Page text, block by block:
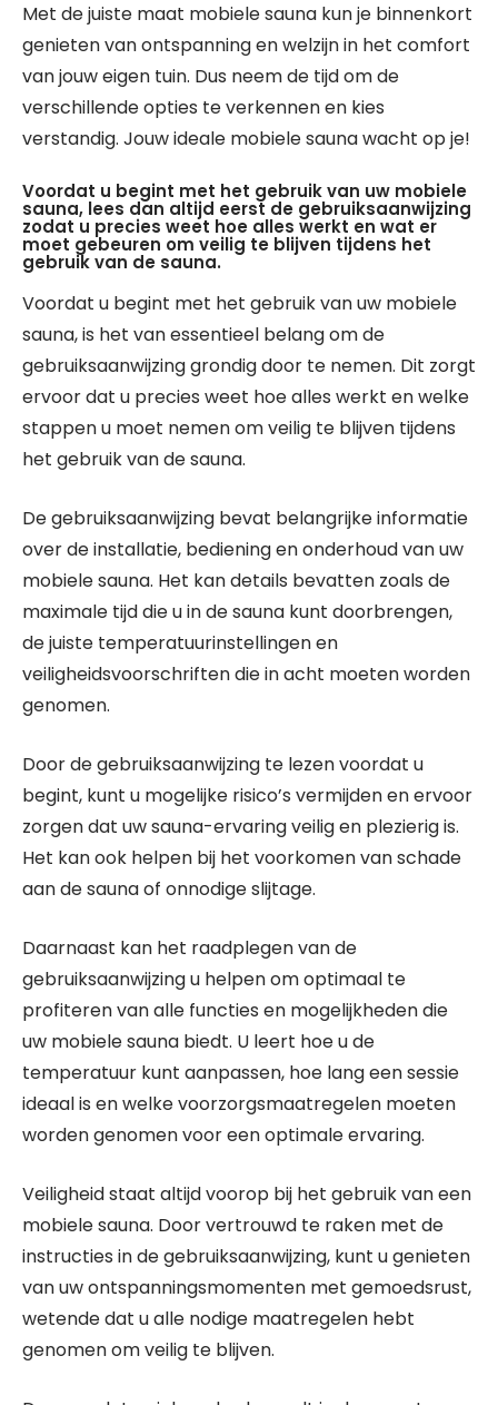
Met de juiste maat mobiele sauna kun je binnenkort
genieten van ontspanning en welzijn in het comfort
van jouw eigen tuin. Dus neem de tijd om de
verschillende opties te verkennen en kies
verstandig. Jouw ideale mobiele sauna wacht op je!
Voordat u begint met het gebruik van uw mobiele
sauna, lees dan altijd eerst de gebruiksaanwijzing
zodat u precies weet hoe alles werkt en wat er
moet gebeuren om veilig te blijven tijdens het
gebruik van de sauna.
Voordat u begint met het gebruik van uw mobiele
sauna, is het van essentieel belang om de
gebruiksaanwijzing grondig door te nemen. Dit zorgt
ervoor dat u precies weet hoe alles werkt en welke
stappen u moet nemen om veilig te blijven tijdens
het gebruik van de sauna.
De gebruiksaanwijzing bevat belangrijke informatie
over de installatie, bediening en onderhoud van uw
mobiele sauna. Het kan details bevatten zoals de
maximale tijd die u in de sauna kunt doorbrengen,
de juiste temperatuurinstellingen en
veiligheidsvoorschriften die in acht moeten worden
genomen.
Door de gebruiksaanwijzing te lezen voordat u
begint, kunt u mogelijke risico’s vermijden en ervoor
zorgen dat uw sauna-ervaring veilig en plezierig is.
Het kan ook helpen bij het voorkomen van schade
aan de sauna of onnodige slijtage.
Daarnaast kan het raadplegen van de
gebruiksaanwijzing u helpen om optimaal te
profiteren van alle functies en mogelijkheden die
uw mobiele sauna biedt. U leert hoe u de
temperatuur kunt aanpassen, hoe lang een sessie
ideaal is en welke voorzorgsmaatregelen moeten
worden genomen voor een optimale ervaring.
Veiligheid staat altijd voorop bij het gebruik van een
mobiele sauna. Door vertrouwd te raken met de
instructies in de gebruiksaanwijzing, kunt u genieten
van uw ontspanningsmomenten met gemoedsrust,
wetende dat u alle nodige maatregelen hebt
genomen om veilig te blijven.